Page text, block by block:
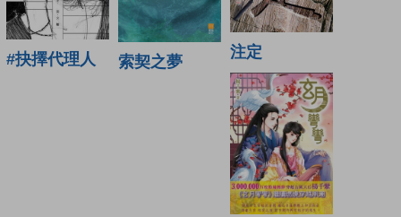
#抉擇代理人 索契之夢
注定